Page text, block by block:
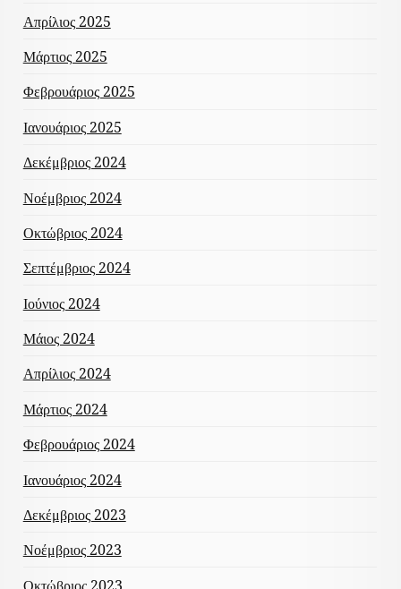
Απρίλιος 2025
Μάρτιος 2025
Φεβρουάριος 2025
Ιανουάριος 2025
Δεκέμβριος 2024
Νοέμβριος 2024
Οκτώβριος 2024
Σεπτέμβριος 2024
Ιούνιος 2024
Μάιος 2024
Απρίλιος 2024
Μάρτιος 2024
Φεβρουάριος 2024
Ιανουάριος 2024
Δεκέμβριος 2023
Νοέμβριος 2023